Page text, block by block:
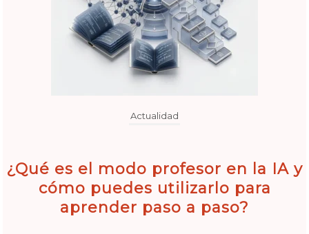
Actualidad
¿Qué es el modo profesor en la IA y
cómo puedes utilizarlo para
aprender paso a paso?